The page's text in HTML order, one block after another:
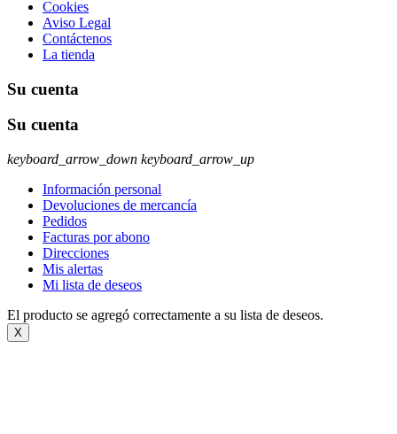
Cookies
Aviso Legal
Contáctenos
La tienda
Su cuenta
Su cuenta
keyboard_arrow_down keyboard_arrow_up
Información personal
Devoluciones de mercancía
Pedidos
Facturas por abono
Direcciones
Mis alertas
Mi lista de deseos
El producto se agregó correctamente a su lista de deseos.
X